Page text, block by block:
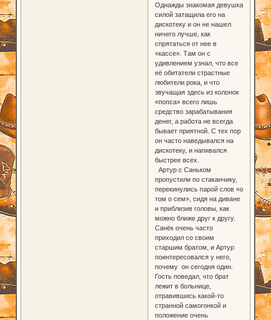
Однажды знакомая девушка
силой затащила его на
дискотеку и он не нашел
ничего лучше, как
спрятаться от нее в
«кассе». Там он с
удивлением узнал, что все
её обитатели страстные
любители рока, и что
звучащая здесь из колонок
«попса» всего лишь
средство зарабатывания
денег, а работа не всегда
бывает приятной. С тех пор
он часто наведывался на
дискотеку, и напивался
быстрее всех.
Артур с Саньком
пропустили по стаканчику,
перекинулись парой слов «о
том о сем», сидя на диване
и приблизив головы, как
можно ближе друг к другу.
Санёк очень часто
приходил со своим
старшим братом, и Артур
поинтересовался у него,
почему он сегодня один.
Гость поведал, что брат
лежит в больнице,
отравившись какой-то
странной самогонкой и
положение очень